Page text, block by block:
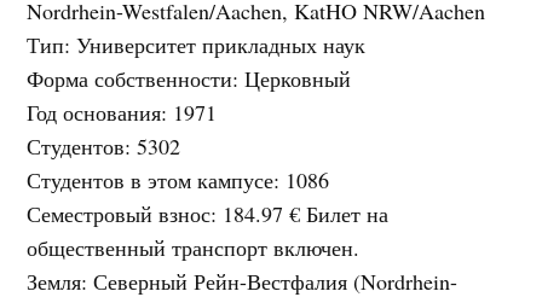
Тип: Университет прикладных наук
Форма собственности: Церковный
Год основания: 1971
Студентов: 5302
Студентов в этом кампусе: 1086
Семестровый взнос: 184.97 € Билет на
общественный транспорт включен.
Земля: Северный Рейн-Вестфалия (Nordrhein-